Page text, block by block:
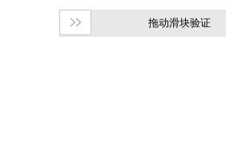
拖动滑块验证